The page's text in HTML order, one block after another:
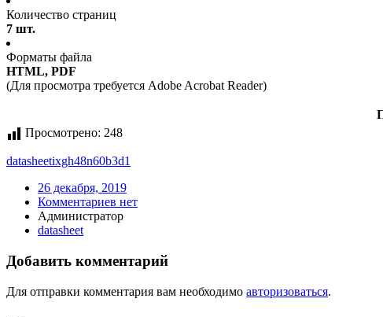
Количество страниц
7 шт.
Форматы файла
HTML, PDF
(Для просмотра требуется Adobe Acrobat Reader)
Просмотрено: 248
datasheetixgh48n60b3d1
26 декабря, 2019
Комментариев нет
Администратор
datasheet
Добавить комментарий
Для отправки комментария вам необходимо авторизоваться.